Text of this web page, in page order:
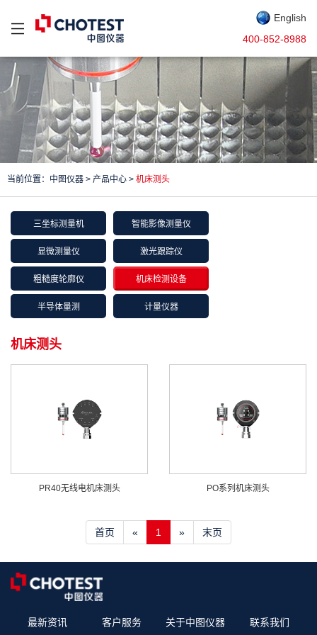
English
400-852-8988
当前位置： 中图仪器 > 产品中心 > 机床测头
三坐标测量机 智能影像测量仪
显微测量仪 激光跟踪仪
粗糙度轮廓仪 机床检测设备
半导体量测 计量仪器
机床测头
PR40无线电机床测头 PO系列机床测头
首页 « 1 » 末页
最新资讯 客户服务 关于中图仪器 联系我们